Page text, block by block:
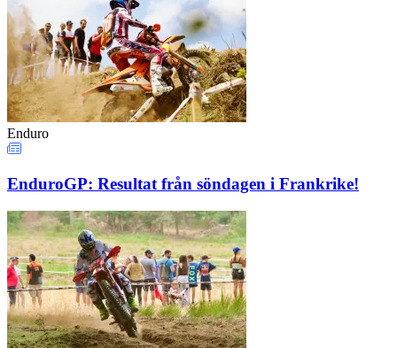
Enduro
EnduroGP: Resultat från söndagen i Frankrike!